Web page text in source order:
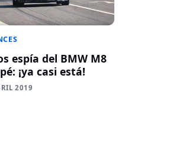
espía del BMW M8
¡ya casi está!
2019